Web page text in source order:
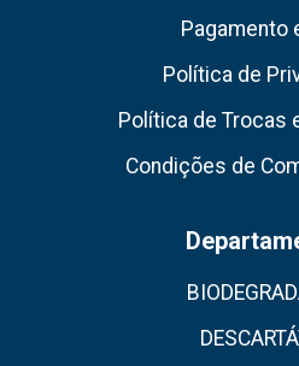
Pagamento
Política de
Política de Trocas
Condições de